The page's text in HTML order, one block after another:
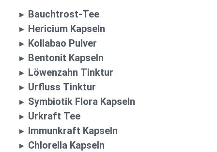
▸ Bauchtrost-Tee
▸ Hericium Kapseln
▸ Kollabao Pulver
▸ Bentonit Kapseln
▸ Löwenzahn Tinktur
▸ Urfluss Tinktur
▸ Symbiotik Flora Kapseln
▸ Urkraft Tee
▸ Immunkraft Kapseln
▸ Chlorella Kapseln